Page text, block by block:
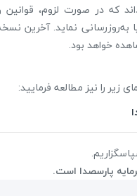
که در صورت لزوم، قوانین
به‌روزرسانی نماید. آخرین
خواهد بود.
را نیز مطالعه فرمایید:
پارسصدا است.